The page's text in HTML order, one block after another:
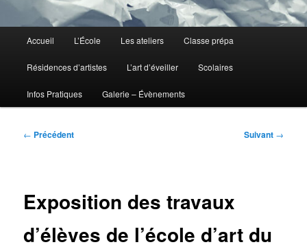
principal
Accueil L’École Les ateliers Classe prépa
Résidences d’artistes L’art d’éveiller Scolaires
Infos Pratiques Galerie – Évènements
Navigation
← Précédent Suivant →
Exposition des travaux
d’élèves de l’école d’art du